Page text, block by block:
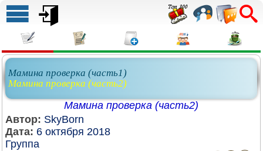
Мамина проверка (часть1)
Мамина проверка (часть2)
Мамина проверка (часть2)
Автор: SkyBorn
Дата: 6 октября 2018
Группа